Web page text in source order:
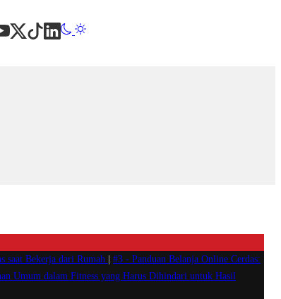
saat Bekerja dari Rumah #3 - Panduan Belanja Online Cerdas:
Umum dalam Fitness yang Harus Dihindari untuk Hasil